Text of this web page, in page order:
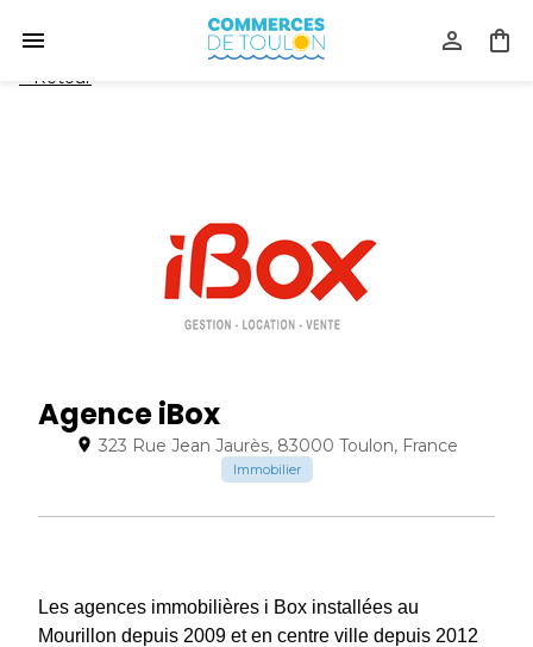
Retour
Agence iBox
323 Rue Jean Jaurès, 83000 Toulon, France
Immobilier
Les agences immobilières i Box installées au
Mourillon depuis 2009 et en centre ville depuis 2012